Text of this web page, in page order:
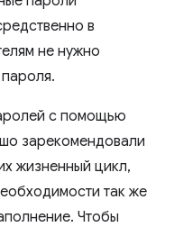
в
не нужно
с помощью
зарекомендовали
жизненный цикл,
так же
Чтобы